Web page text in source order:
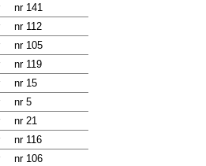
nr 141
nr 112
nr 105
nr 119
nr 15
nr 5
nr 21
nr 116
nr 106